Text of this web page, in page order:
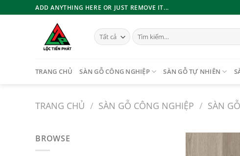
qua
ADD ANYTHING HERE OR JUST REMOVE IT...
Tìm
kiếm:
TRANG CHỦ SÀN GỖ CÔNG NGHIỆP SÀN GỖ TỰ NHIÊN
TRANG CHỦ / SÀN GỖ CÔNG NGHIỆP / SÀN
BROWSE